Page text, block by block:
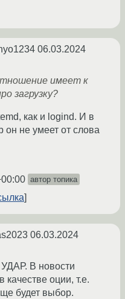
06.03.2024
имеет к
загрузку?
как и logind. И в
он не умеет от слова
автор топика
06.03.2024
УДАР. В новости
качестве оции, т.е.
будет выбор.